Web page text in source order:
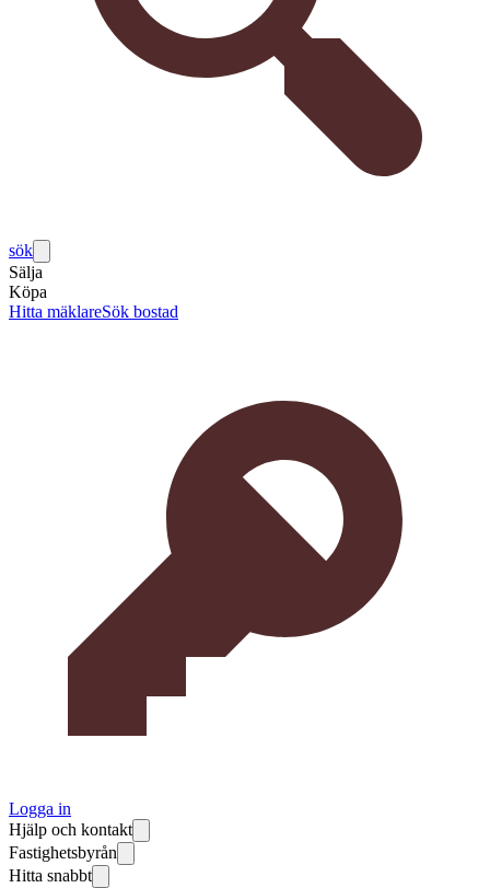
sök
Sälja
Köpa
Hitta mäklareSök bostad
Logga in
Hjälp och kontakt
Fastighetsbyrån
Hitta snabbt